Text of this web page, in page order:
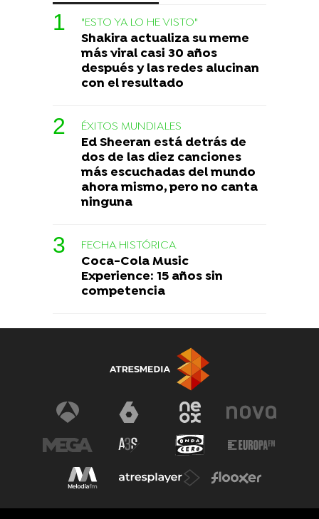
"ESTO YA LO HE VISTO"
Shakira actualiza su meme
más viral casi 30 años
después y las redes alucinan
con el resultado
ÉXITOS MUNDIALES
Ed Sheeran está detrás de
dos de las diez canciones
más escuchadas del mundo
ahora mismo, pero no canta
ninguna
FECHA HISTÓRICA
Coca-Cola Music
Experience: 15 años sin
competencia